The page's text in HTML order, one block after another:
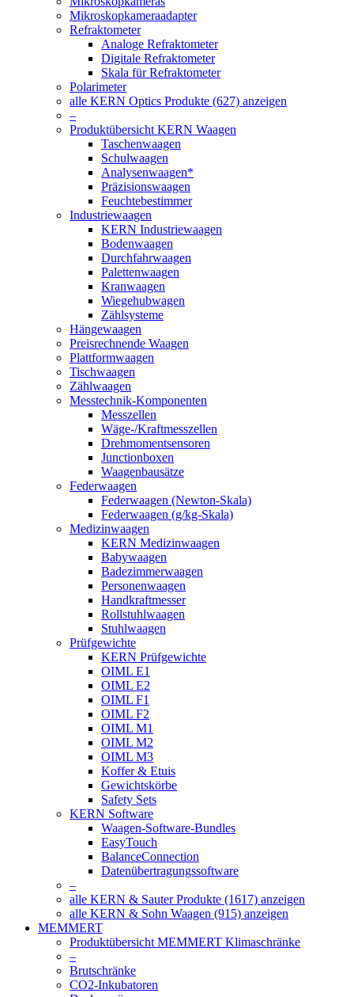
Mikroskopkameraadapter
Refraktometer
Analoge Refraktometer
Digitale Refraktometer
Skala für Refraktometer
Polarimeter
alle KERN Optics Produkte (627) anzeigen
–
Produktübersicht KERN Waagen
Taschenwaagen
Schulwaagen
Analysenwaagen*
Präzisionswaagen
Feuchtebestimmer
Industriewaagen
KERN Industriewaagen
Bodenwaagen
Durchfahrwaagen
Palettenwaagen
Kranwaagen
Wiegehubwagen
Zählsysteme
Hängewaagen
Preisrechnende Waagen
Plattformwaagen
Tischwaagen
Zählwaagen
Messtechnik-Komponenten
Messzellen
Wäge-/Kraftmesszellen
Drehmomentsensoren
Junctionboxen
Waagenbausätze
Federwaagen
Federwaagen (Newton-Skala)
Federwaagen (g/kg-Skala)
Medizinwaagen
KERN Medizinwaagen
Babywaagen
Badezimmerwaagen
Personenwaagen
Handkraftmesser
Rollstuhlwaagen
Stuhlwaagen
Prüfgewichte
KERN Prüfgewichte
OIML E1
OIML E2
OIML F1
OIML F2
OIML M1
OIML M2
OIML M3
Koffer & Etuis
Gewichtskörbe
Safety Sets
KERN Software
Waagen-Software-Bundles
EasyTouch
BalanceConnection
Datenübertragungssoftware
–
alle KERN & Sauter Produkte (1617) anzeigen
alle KERN & Sohn Waagen (915) anzeigen
MEMMERT
Produktübersicht MEMMERT Klimaschränke
–
Brutschränke
CO2-Inkubatoren